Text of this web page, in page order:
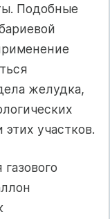
Подобные
желудка,
участков.